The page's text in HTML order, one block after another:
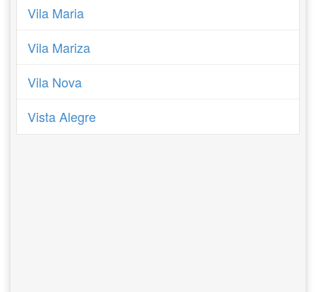
Vila Maria
Vila Mariza
Vila Nova
Vista Alegre